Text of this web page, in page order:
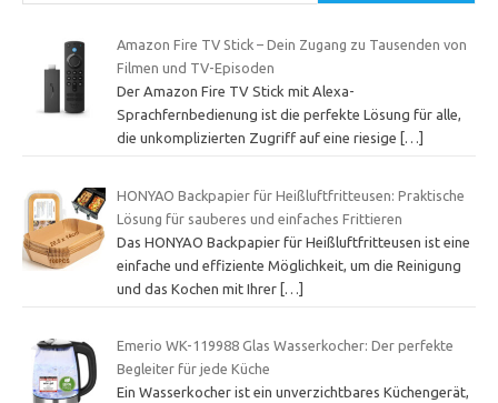
Amazon Fire TV Stick – Dein Zugang zu Tausenden von
Filmen und TV-Episoden
Der Amazon Fire TV Stick mit Alexa-
Sprachfernbedienung ist die perfekte Lösung für alle,
die unkomplizierten Zugriff auf eine riesige
[…]
HONYAO Backpapier für Heißluftfritteusen: Praktische
Lösung für sauberes und einfaches Frittieren
Das HONYAO Backpapier für Heißluftfritteusen ist eine
einfache und effiziente Möglichkeit, um die Reinigung
und das Kochen mit Ihrer […]
Emerio WK-119988 Glas Wasserkocher: Der perfekte
Begleiter für jede Küche
Ein Wasserkocher ist ein unverzichtbares Küchengerät,